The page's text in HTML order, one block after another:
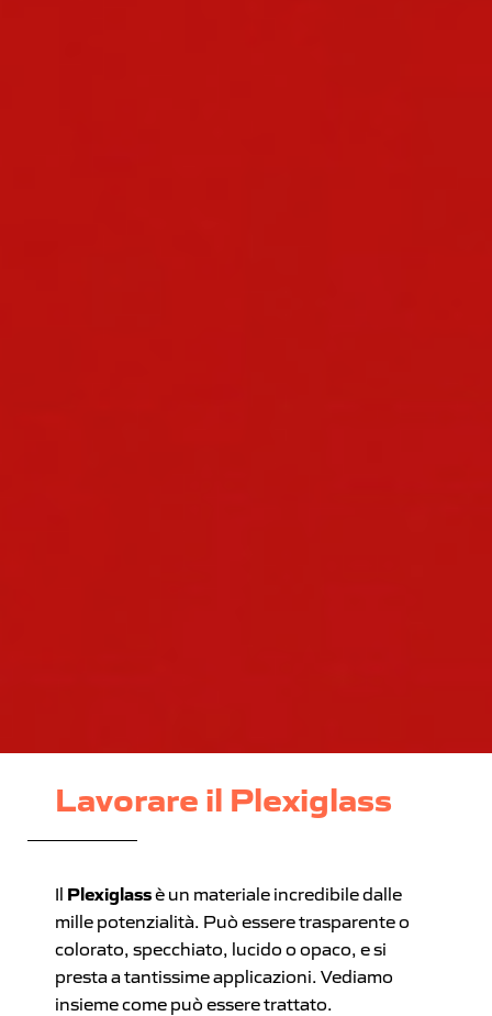
Lavorare il Plexiglass
Il Plexiglassè un materiale incredibile dalle
mille potenzialità. Può essere trasparente o
colorato, specchiato, lucido o opaco, e si
presta a tantissime applicazioni. Vediamo
insieme come può essere trattato.